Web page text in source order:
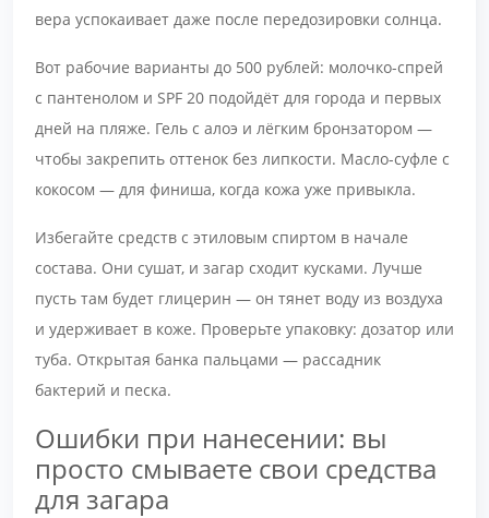
вера успокаивает даже после передозировки солнца.
Вот рабочие варианты до 500 рублей: молочко-спрей
с пантенолом и SPF 20 подойдёт для города и первых
дней на пляже. Гель с алоэ и лёгким бронзатором —
чтобы закрепить оттенок без липкости. Масло-суфле с
кокосом — для финиша, когда кожа уже привыкла.
Избегайте средств с этиловым спиртом в начале
состава. Они сушат, и загар сходит кусками. Лучше
пусть там будет глицерин — он тянет воду из воздуха
и удерживает в коже. Проверьте упаковку: дозатор или
туба. Открытая банка пальцами — рассадник
бактерий и песка.
Ошибки при нанесении: вы
просто смываете свои средства
для загара